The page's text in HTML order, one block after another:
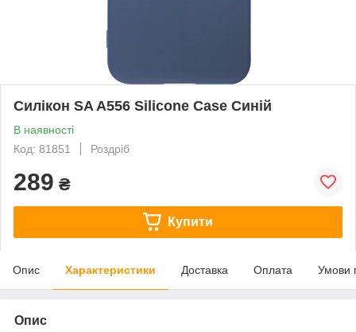
Силікон SA A556 Silicone Case Синій
В наявності
Код: 81851
Роздріб
289 ₴
Купити
Опис Характеристики Доставка Оплата Умови
Опис